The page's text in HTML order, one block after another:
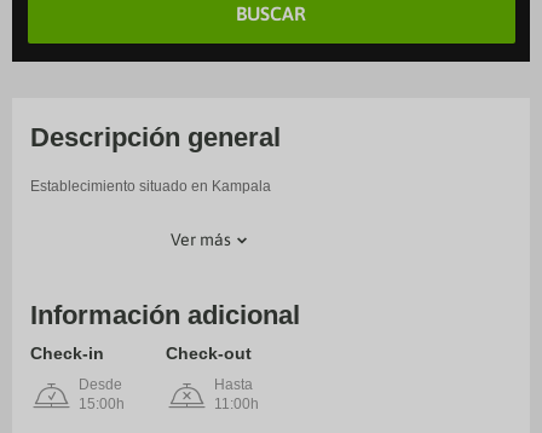
BUSCAR
Descripción general
Establecimiento situado en Kampala
Ver más
Información adicional
Check-in
Desde
15:00h
Check-out
Hasta
11:00h